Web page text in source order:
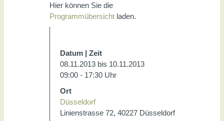
Hier können Sie die
Programmübersicht laden.
Datum | Zeit
08.11.2013 bis 10.11.2013
09:00 - 17:30 Uhr
Ort
Düsseldorf
Linienstrasse 72, 40227 Düsseldorf